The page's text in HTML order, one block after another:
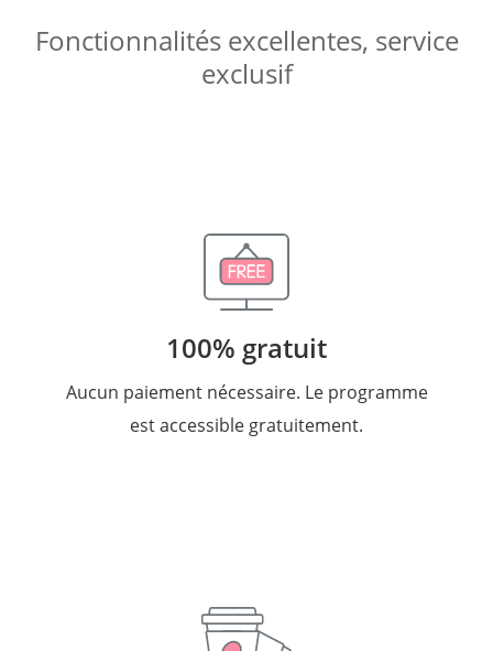
Fonctionnalités excellentes, service
exclusif
100% gratuit
Aucun paiement nécessaire. Le programme
est accessible gratuitement.